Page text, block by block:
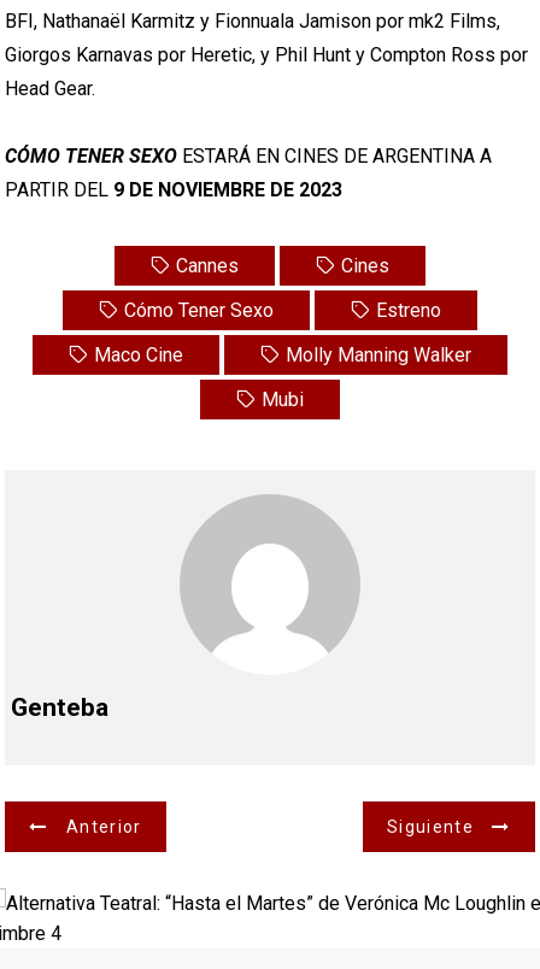
BFI, Nathanaël Karmitz y Fionnuala Jamison por mk2 Films,
Giorgos Karnavas por Heretic, y Phil Hunt y Compton Ross por
Head Gear.
CÓMO TENER SEXO ESTARÁ EN CINES DE ARGENTINA A
PARTIR DEL 9 DE NOVIEMBRE DE 2023
Cannes
Cines
Cómo Tener Sexo
Estreno
Maco Cine
Molly Manning Walker
Mubi
Genteba
N
a
v
Anterior Siguiente